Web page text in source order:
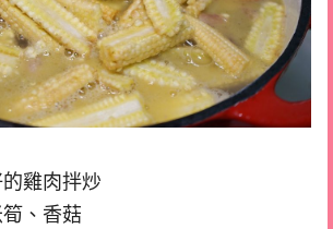
雞肉拌炒
、香菇